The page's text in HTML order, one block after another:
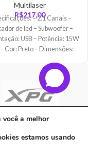
Multilaser
R$217,00
– 2.1 Canais –
de led – Subwoofer –
USB – Potência: 15W
– Cor: Preto – Dimensões:
90 | Avenida Dos Ipês,
000 - | PARAUAPEBAS-
você a melhor
estamos usando